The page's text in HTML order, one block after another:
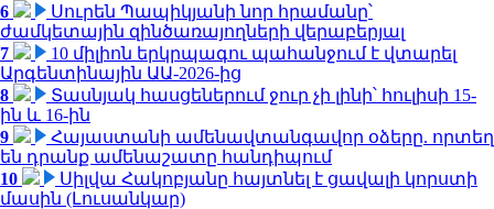
6
Սուրեն Պապիկյանի նոր հրամանը՝
ժամկետային զինծառայողների վերաբերյալ
7
10 միլիոն երկրպագու պահանջում է վտարել
Արգենտինային ԱԱ-2026-ից
8
Տասնյակ հասցեներում ջուր չի լինի՝ հուլիսի 15-
ին և 16-ին
9
Հայաստանի ամենավտանգավոր օձերը. որտեղ
են դրանք ամենաշատը հանդիպում
10
Սիլվա Հակոբյանը հայտնել է ցավալի կորստի
մասին (Լուսանկար)